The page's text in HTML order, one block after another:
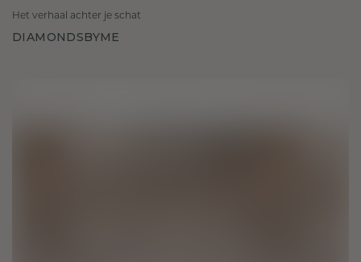
Het verhaal achter je schat
DIAMONDSBYME